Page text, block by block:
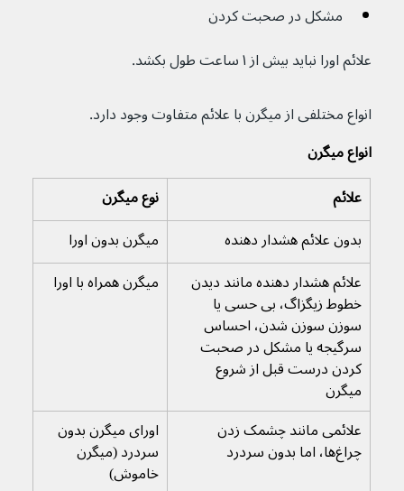
مشکل در صحبت کردن
علائم اورا نباید بیش از ۱ ساعت طول بکشد.
انواع مختلفی از میگرن با علائم متفاوت وجود دارد.
انواع میگرن
نوع میگرن
علائم
میگرن بدون اورا
بدون علائم هشدار دهنده
میگرن همراه با اورا
علائم هشدار دهنده مانند دیدن
خطوط زیگزاگ، بی حسی یا
سوزن سوزن شدن، احساس
سرگیجه یا مشکل در صحبت
کردن درست قبل از شروع
میگرن
اورای میگرن بدون
سردرد (میگرن
خاموش)
علائمی مانند چشمک زدن
چراغ‌ها، اما بدون سردرد